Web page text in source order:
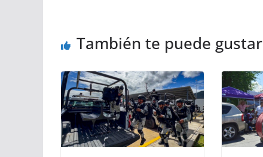
También te puede gustar